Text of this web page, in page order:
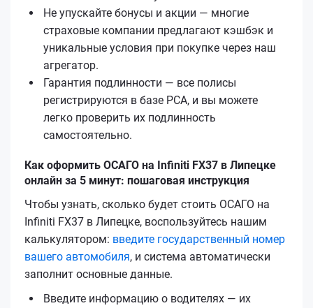
Не упускайте бонусы и акции — многие
страховые компании предлагают кэшбэк и
уникальные условия при покупке через наш
агрегатор.
Гарантия подлинности — все полисы
регистрируются в базе РСА, и вы можете
легко проверить их подлинность
самостоятельно.
Как оформить ОСАГО на Infiniti FX37 в Липецке
онлайн за 5 минут: пошаговая инструкция
Чтобы узнать, сколько будет стоить ОСАГО на
Infiniti FX37 в Липецке, воспользуйтесь нашим
калькулятором: введите государственный номер
вашего автомобиля, и система автоматически
заполнит основные данные.
Введите информацию о водителях — их